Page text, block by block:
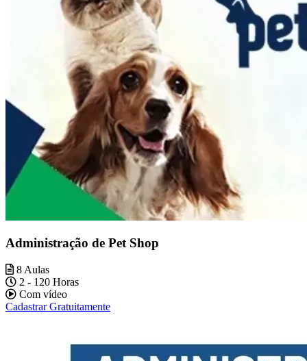
Administração de Pet Shop
8 Aulas
2 - 120 Horas
Com vídeo
Cadastrar Gratuitamente